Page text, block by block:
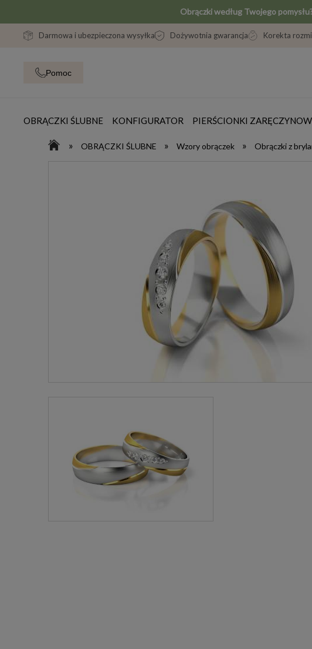
Obrączki według Twojego
Darmowa i ubezpieczona wysyłka Dożywotnia gwarancja Korekta
Pomoc
OBRĄCZKI ŚLUBNE KONFIGURATOR PIERŚCIONKI
» OBRĄCZKI ŚLUBNE » Wzory obrączek » Obrączki z